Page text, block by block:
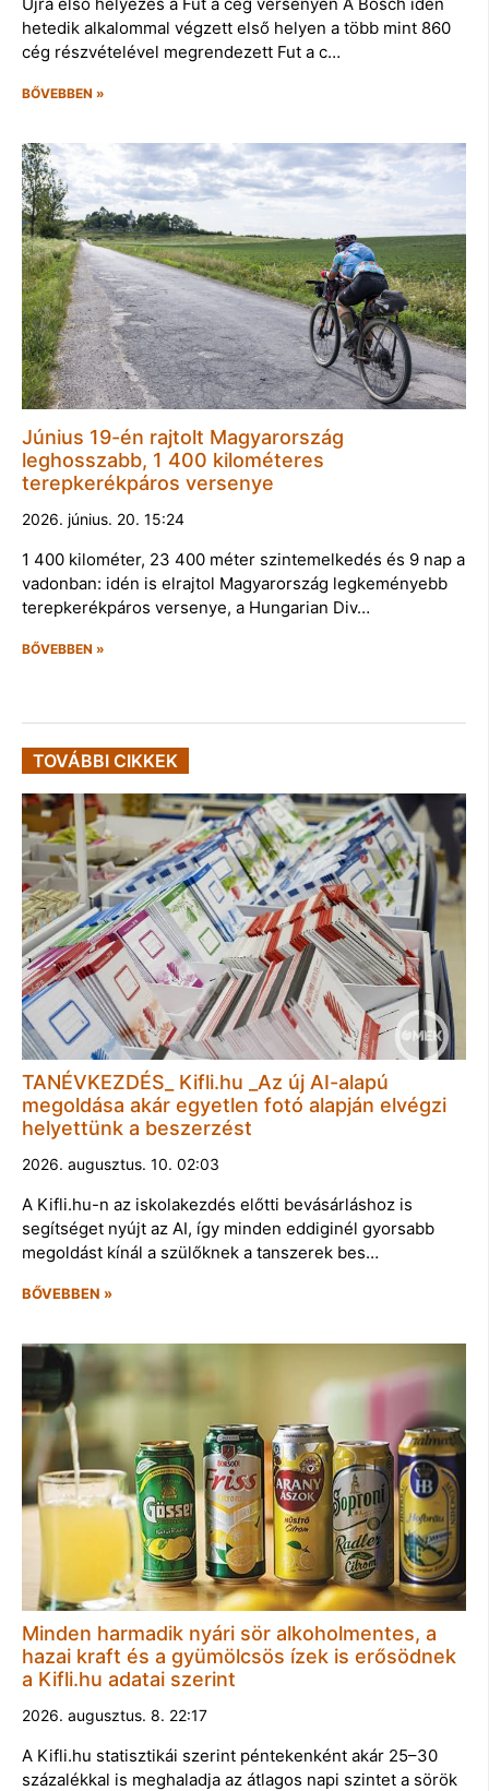
hetedik alkalommal végzett első helyen a több mint 860
cég részvételével megrendezett Fut a c…
BŐVEBBEN »
Június 19-én rajtolt Magyarország
leghosszabb, 1 400 kilométeres
terepkerékpáros versenye
2026. június. 20. 15:24
1 400 kilométer, 23 400 méter szintemelkedés és 9 nap a
vadonban: idén is elrajtol Magyarország legkeményebb
terepkerékpáros versenye, a Hungarian Div…
BŐVEBBEN »
TOVÁBBI CIKKEK
TANÉVKEZDÉS_ Kifli.hu _Az új AI-alapú
megoldása akár egyetlen fotó alapján elvégzi
helyettünk a beszerzést
2026. augusztus. 10. 02:03
A Kifli.hu-n az iskolakezdés előtti bevásárláshoz is
segítséget nyújt az AI, így minden eddiginél gyorsabb
megoldást kínál a szülőknek a tanszerek bes…
BŐVEBBEN »
Minden harmadik nyári sör alkoholmentes, a
hazai kraft és a gyümölcsös ízek is erősödnek
a Kifli.hu adatai szerint
2026. augusztus. 8. 22:17
A Kifli.hu statisztikái szerint péntekenként akár 25–30
százalékkal is meghaladja az átlagos napi szintet a sörök